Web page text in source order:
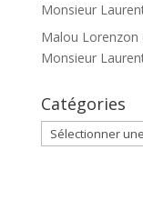
Monsieur
Malou Lorenzon
Monsieur
Catégories
Catégories